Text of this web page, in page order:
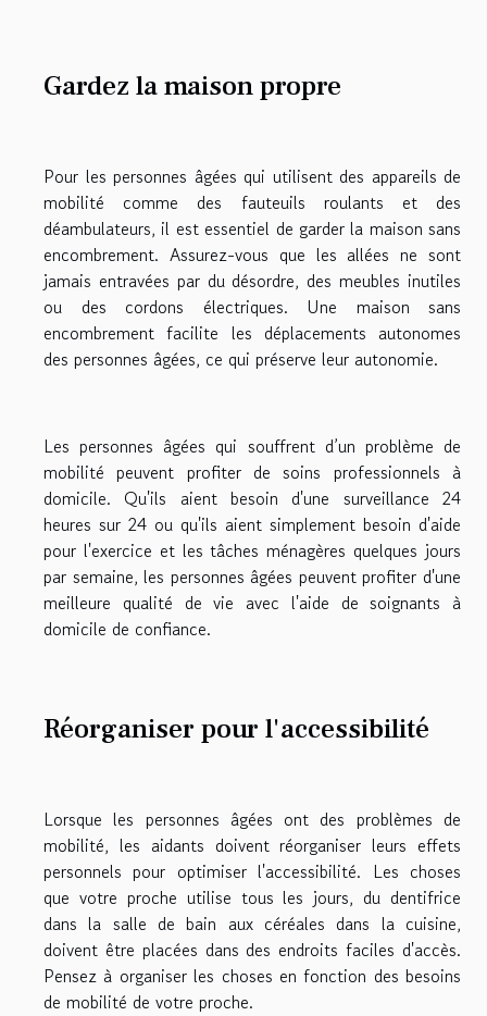
Gardez la maison propre
Pour les personnes âgées qui utilisent des appareils de
mobilité comme des fauteuils roulants et des
déambulateurs, il est essentiel de garder la maison sans
encombrement. Assurez-vous que les allées ne sont
jamais entravées par du désordre, des meubles inutiles
ou des cordons électriques. Une maison sans
encombrement facilite les déplacements autonomes
des personnes âgées, ce qui préserve leur autonomie.
Les personnes âgées qui souffrent d’un problème de
mobilité peuvent profiter de soins professionnels à
domicile. Qu'ils aient besoin d'une surveillance 24
heures sur 24 ou qu'ils aient simplement besoin d'aide
pour l'exercice et les tâches ménagères quelques jours
par semaine, les personnes âgées peuvent profiter d'une
meilleure qualité de vie avec l'aide de soignants à
domicile de confiance.
Réorganiser pour l'accessibilité
Lorsque les personnes âgées ont des problèmes de
mobilité, les aidants doivent réorganiser leurs effets
personnels pour optimiser l'accessibilité. Les choses
que votre proche utilise tous les jours, du dentifrice
dans la salle de bain aux céréales dans la cuisine,
doivent être placées dans des endroits faciles d'accès.
Pensez à organiser les choses en fonction des besoins
de mobilité de votre proche.